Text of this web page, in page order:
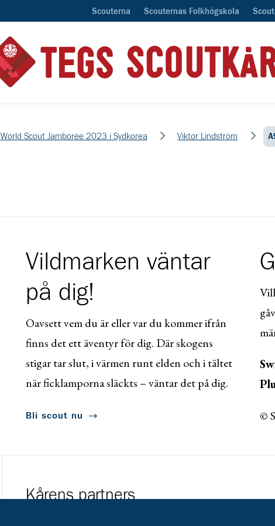
Scouterna Scouternas Folkhögskola
World Scout Jamboree 2023 i Sydkorea Viktor Lindström
Vildmarken väntar
på dig!
Oavsett vem du är eller var du kommer ifrån
finns det ett äventyr för dig. Där skogens
stigar tar slut, i värmen runt elden och i tältet
när ficklamporna släckts – väntar det på dig.
Bli scout nu ©
Kårens partners